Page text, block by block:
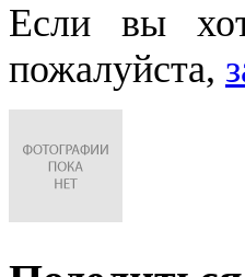
Если вы
пожалуйста,